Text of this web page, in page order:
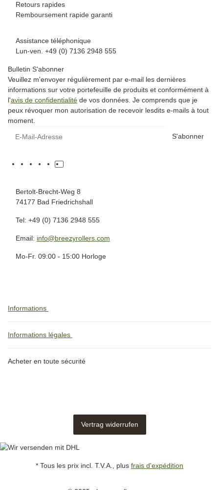
Retours rapides
Remboursement rapide garanti
Assistance téléphonique
Lun-ven. +49 (0) 7136 2948 555
Bulletin S'abonner
Veuillez m'envoyer régulièrement par e-mail les dernières
informations sur votre portefeuille de produits et conformément à
l'avis de confidentialité de vos données. Je comprends que je
peux révoquer mon autorisation de recevoir lesdits e-mails à tout
moment.
S'abonner
Bertolt-Brecht-Weg 8
74177 Bad Friedrichshall
Tel: +49 (0) 7136 2948 555
Email: info@breezyrollers.com
Mo-Fr. 09:00 - 15:00 Horloge
Informations
Informations légales
Acheter en toute sécurité
Vertrag widerrufen
* Tous les prix incl. T.V.A., plus frais d'expédition